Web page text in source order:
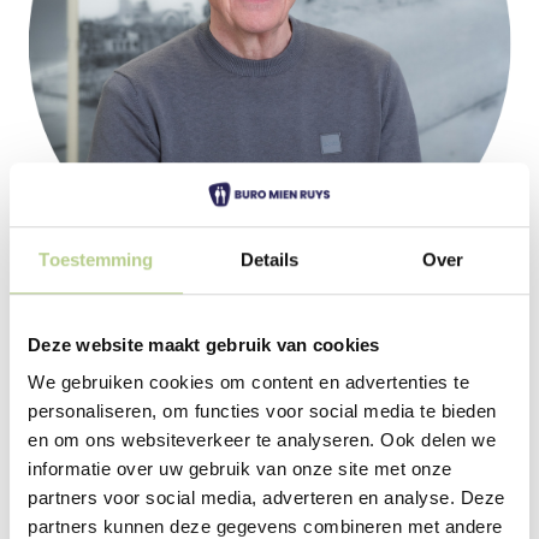
Toestemming Details Over
Deze website maakt gebruik van cookies
We gebruiken cookies om content en advertenties te
personaliseren, om functies voor social media te bieden
en om ons websiteverkeer te analyseren. Ook delen we
informatie over uw gebruik van onze site met onze
partners voor social media, adverteren en analyse. Deze
partners kunnen deze gegevens combineren met andere
Richard Smallegange
Miranda Korten